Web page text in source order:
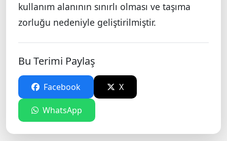
kullanım alanının sınırlı olması ve taşıma
zorluğu nedeniyle geliştirilmiştir.
Bu Terimi Paylaş
Facebook X
WhatsApp